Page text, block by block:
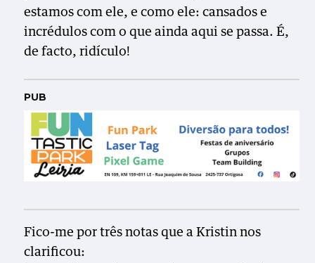
estamos com ele, e como ele: cansados e
incrédulos com o que ainda aqui se passa. É,
de facto, ridículo!
PUB
Fico-me por três notas que a Kristin nos
clarificou: